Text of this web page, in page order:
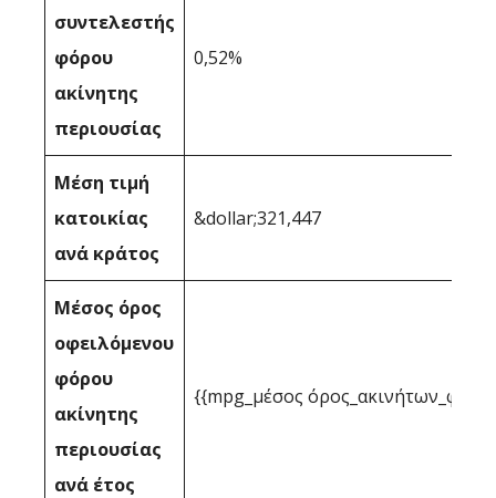
συντελεστής
φόρου
ακίνητης
περιουσίας
0,52%
Μέση τιμή
κατοικίας
ανά κράτος
&dollar;321,447
Μέσος όρος
οφειλόμενου
φόρου
ακίνητης
περιουσίας
ανά έτος
{{mpg_μέσος